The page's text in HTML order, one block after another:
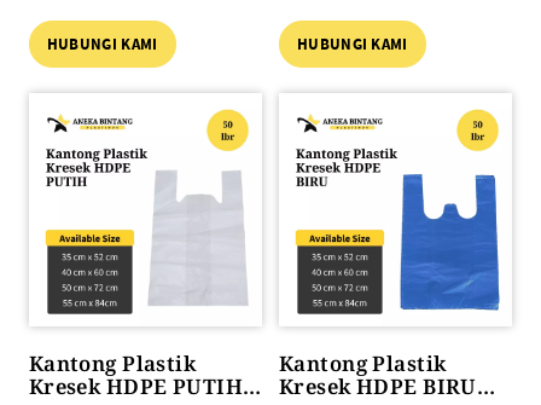
HUBUNGI KAMI HUBUNGI KAMI
Kantong Plastik
Kresek HDPE PUTIH
Kantong Plastik
Kresek HDPE BIRU